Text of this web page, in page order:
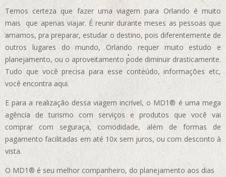
Temos certeza que fazer uma viagem para Orlando é muito
mais que apenas viajar. É reunir durante meses as pessoas que
amamos, pra preparar, estudar o destino, pois diferentemente de
outros lugares do mundo, Orlando requer muito estudo e
planejamento, ou o aproveitamento pode diminuir drasticamente.
Tudo que você precisa para esse conteúdo, informações etc,
você encontra aqui.
E para a realização dessa viagem incrível, o MD1® é uma mega
agência de turismo com serviços e produtos que você vai
comprar com seguraça, comodidade, além de formas de
pagamento facilitadas em até 10x sem juros, ou com desconto à
vista.
O MD1® é seu melhor companheiro, do planejamento aos dias